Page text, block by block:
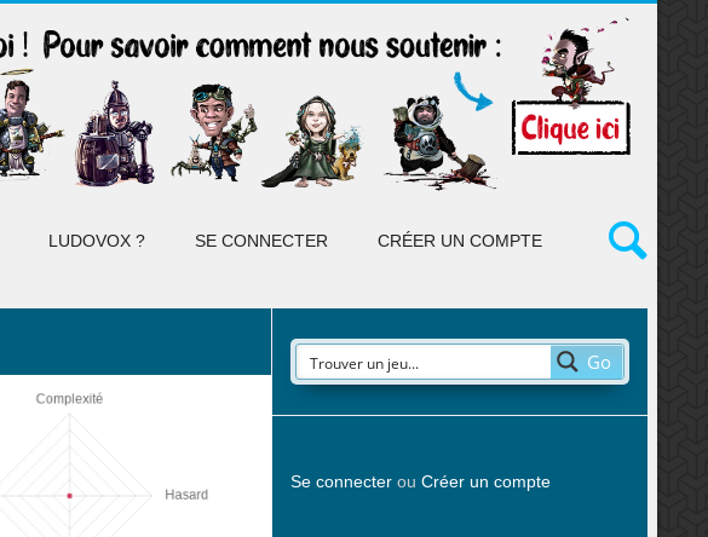
LUDOVOX ? SE CONNECTER CRÉER UN COMPTE
Go
Se connecterou Créer un compte